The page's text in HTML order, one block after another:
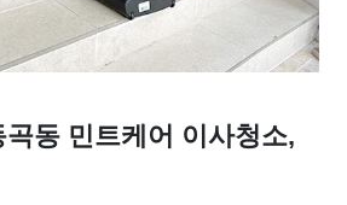
동 민트케어 이사청소,